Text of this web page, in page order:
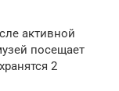
активной
посещает
2